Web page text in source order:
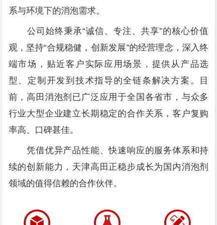
系与环境下的消泡需求。
公司始终秉承“诚信、专注、共享”的核心价值
观，坚持“合规稳健，创新发展”的经营理念，深入终
端市场，贴近客户实际应用场景，提供从产品选
型、定制开发到技术指导的全链条解决方案。目
前，高田消泡剂已广泛应用于全国各省市，与众多
行业大型企业建立长期稳定的合作关系，客户复购
率高、口碑甚佳。
凭借优异产品性能、快速响应的服务体系和持
续的创新能力，天津高田正稳步成长为国内消泡剂
领域的值得信赖的合作伙伴。